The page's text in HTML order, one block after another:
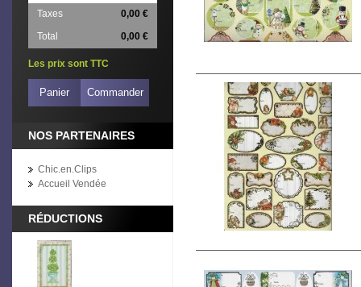
Taxes
0,00 €
Total
0,00 €
Les prix sont TTC
Panier Commander
NOS PARTENAIRES
Chic.en.Clips
Accueil Vendée
RÉDUCTIONS